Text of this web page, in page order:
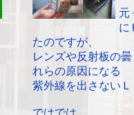
元
に
たのですが、
レンズや反射板の
れらの原因になる
紫外線を出さない
ではでは。